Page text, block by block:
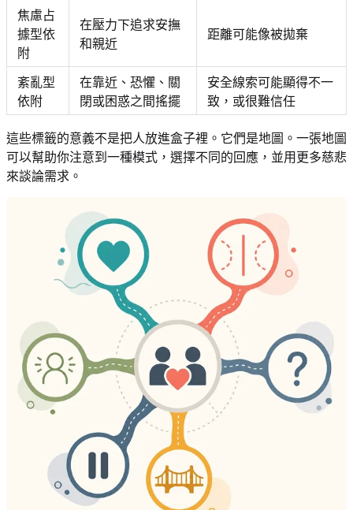
焦慮占
據型依
附
在壓力下追求安撫
和親近
距離可能像被拋棄
紊亂型
依附
在靠近、恐懼、關
閉或困惑之間搖擺
安全線索可能顯得不一
致，或很難信任
這些標籤的意義不是把人放進盒子裡。它們是地圖。一張地圖
可以幫助你注意到一種模式，選擇不同的回應，並用更多慈悲
來談論需求。